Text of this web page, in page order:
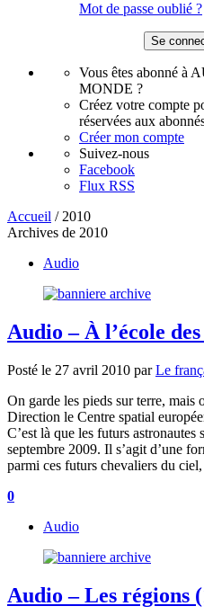
Mot de passe oublié ?
Vous êtes abonné à
MONDE ?
Créez votre compte
réservées aux
Créer mon compte
Suivez-nous
Facebook
Flux RSS
Accueil /2010
Archives de 2010
Audio
Audio – À l’école des
Posté le 27 avril 2010 par Le
On garde les pieds sur terre, mais
Direction le Centre spatial
C’est là que les futurs astronautes
septembre 2009. Il s’agit d’une
parmi ces futurs chevaliers du
0
Audio
Audio – Les régions